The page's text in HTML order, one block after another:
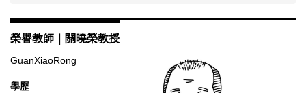
榮譽教師｜關曉榮教授
GuanXiaoRong
學歷